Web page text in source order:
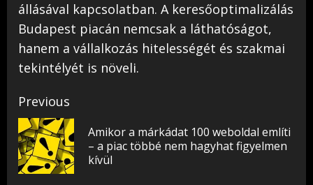
állásával kapcsolatban. A keresőoptimalizálás
Budapest piacán nemcsak a láthatóságot,
hanem a vállalkozás hitelességét és szakmai
tekintélyét is növeli.
Post
navigation
Previous
Amikor a márkádat 100 weboldal említi
– a piac többé nem hagyhat figyelmen
kívül